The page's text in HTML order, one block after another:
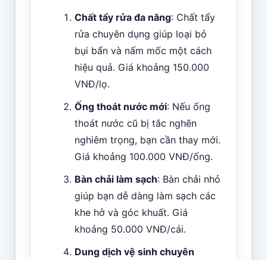
Chất tẩy rửa đa năng: Chất tẩy
rửa chuyên dụng giúp loại bỏ
bụi bẩn và nấm mốc một cách
hiệu quả. Giá khoảng 150.000
VNĐ/lọ.
Ống thoát nước mới: Nếu ống
thoát nước cũ bị tắc nghẽn
nghiêm trọng, bạn cần thay mới.
Giá khoảng 100.000 VNĐ/ống.
Bàn chải làm sạch: Bàn chải nhỏ
giúp bạn dễ dàng làm sạch các
khe hở và góc khuất. Giá
khoảng 50.000 VNĐ/cái.
Dung dịch vệ sinh chuyên